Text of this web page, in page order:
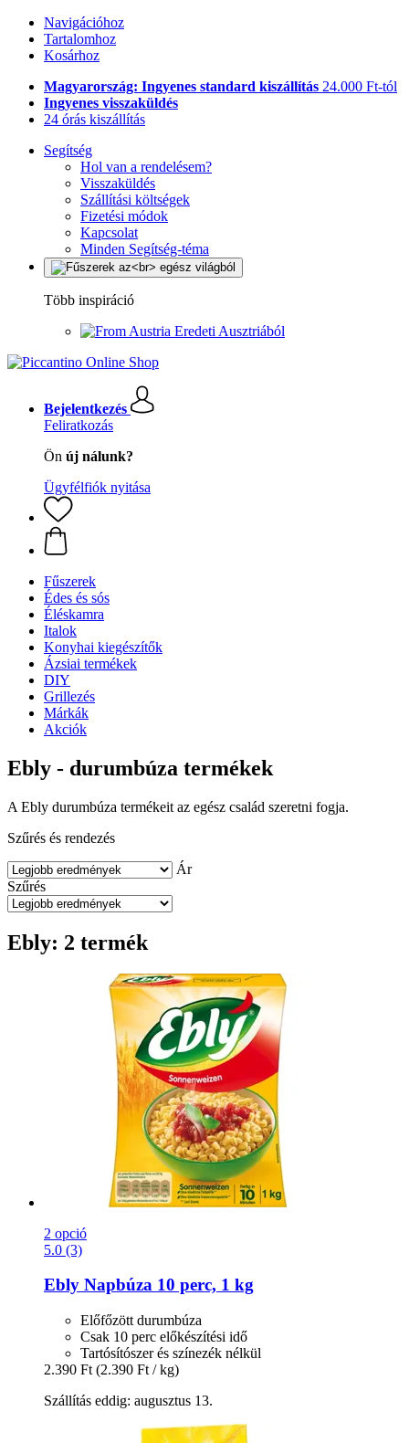
Navigációhoz
Tartalomhoz
Kosárhoz
Magyarország: Ingyenes standard kiszállítás 24.000 Ft-tól
Ingyenes visszaküldés
24 órás kiszállítás
Segítség
Hol van a rendelésem?
Visszaküldés
Szállítási költségek
Fizetési módok
Kapcsolat
Minden Segítség-téma
Több inspiráció
Eredeti Ausztriából
Bejelentkezés
Feliratkozás
Ön új nálunk?
Ügyfélfiók nyitása
Fűszerek
Édes és sós
Éléskamra
Italok
Konyhai kiegészítők
Ázsiai termékek
DIY
Grillezés
Márkák
Akciók
Ebly - durumbúza termékek
A Ebly durumbúza termékeit az egész család szeretni fogja.
Szűrés és rendezés
Ár
Szűrés
Ebly: 2 termék
2 opció
5.0 (3)
Ebly Napbúza 10 perc, 1 kg
Előfőzött durumbúza
Csak 10 perc előkészítési idő
Tartósítószer és színezék nélkül
2.390 Ft (2.390 Ft / kg)
Szállítás eddig: augusztus 13.